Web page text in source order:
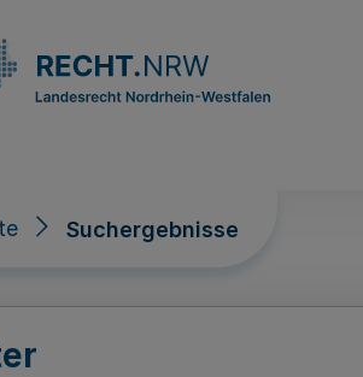
Suchergebnisse